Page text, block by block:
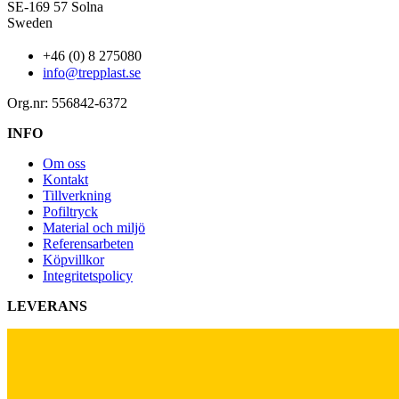
SE-169 57 Solna
Sweden
+46 (0) 8 275080
info@trepplast.se
Org.nr: 556842-6372
INFO
Om oss
Kontakt
Tillverkning
Pofiltryck
Material och miljö
Referensarbeten
Köpvillkor
Integritetspolicy
LEVERANS